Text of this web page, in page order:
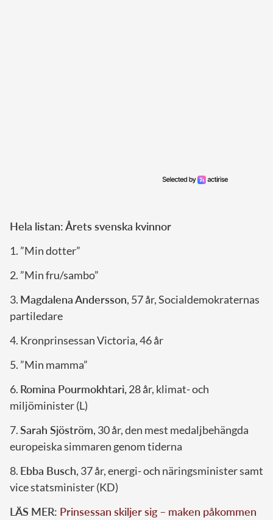
Hela listan: Årets svenska kvinnor
1. ”Min dotter”
2. ”Min fru/sambo”
3. Magdalena Andersson, 57 år, Socialdemokraternas
partiledare
4. Kronprinsessan Victoria, 46 år
5. ”Min mamma”
6. Romina Pourmokhtari, 28 år, klimat- och
miljöminister (L)
7.Sarah Sjöström, 30 år, den mest medaljbehängda
europeiska simmaren genom tiderna
8. Ebba Busch, 37 år, energi- och näringsminister samt
vice statsminister (KD)
LÄS MER: Prinsessan skiljer sig – maken påkommen